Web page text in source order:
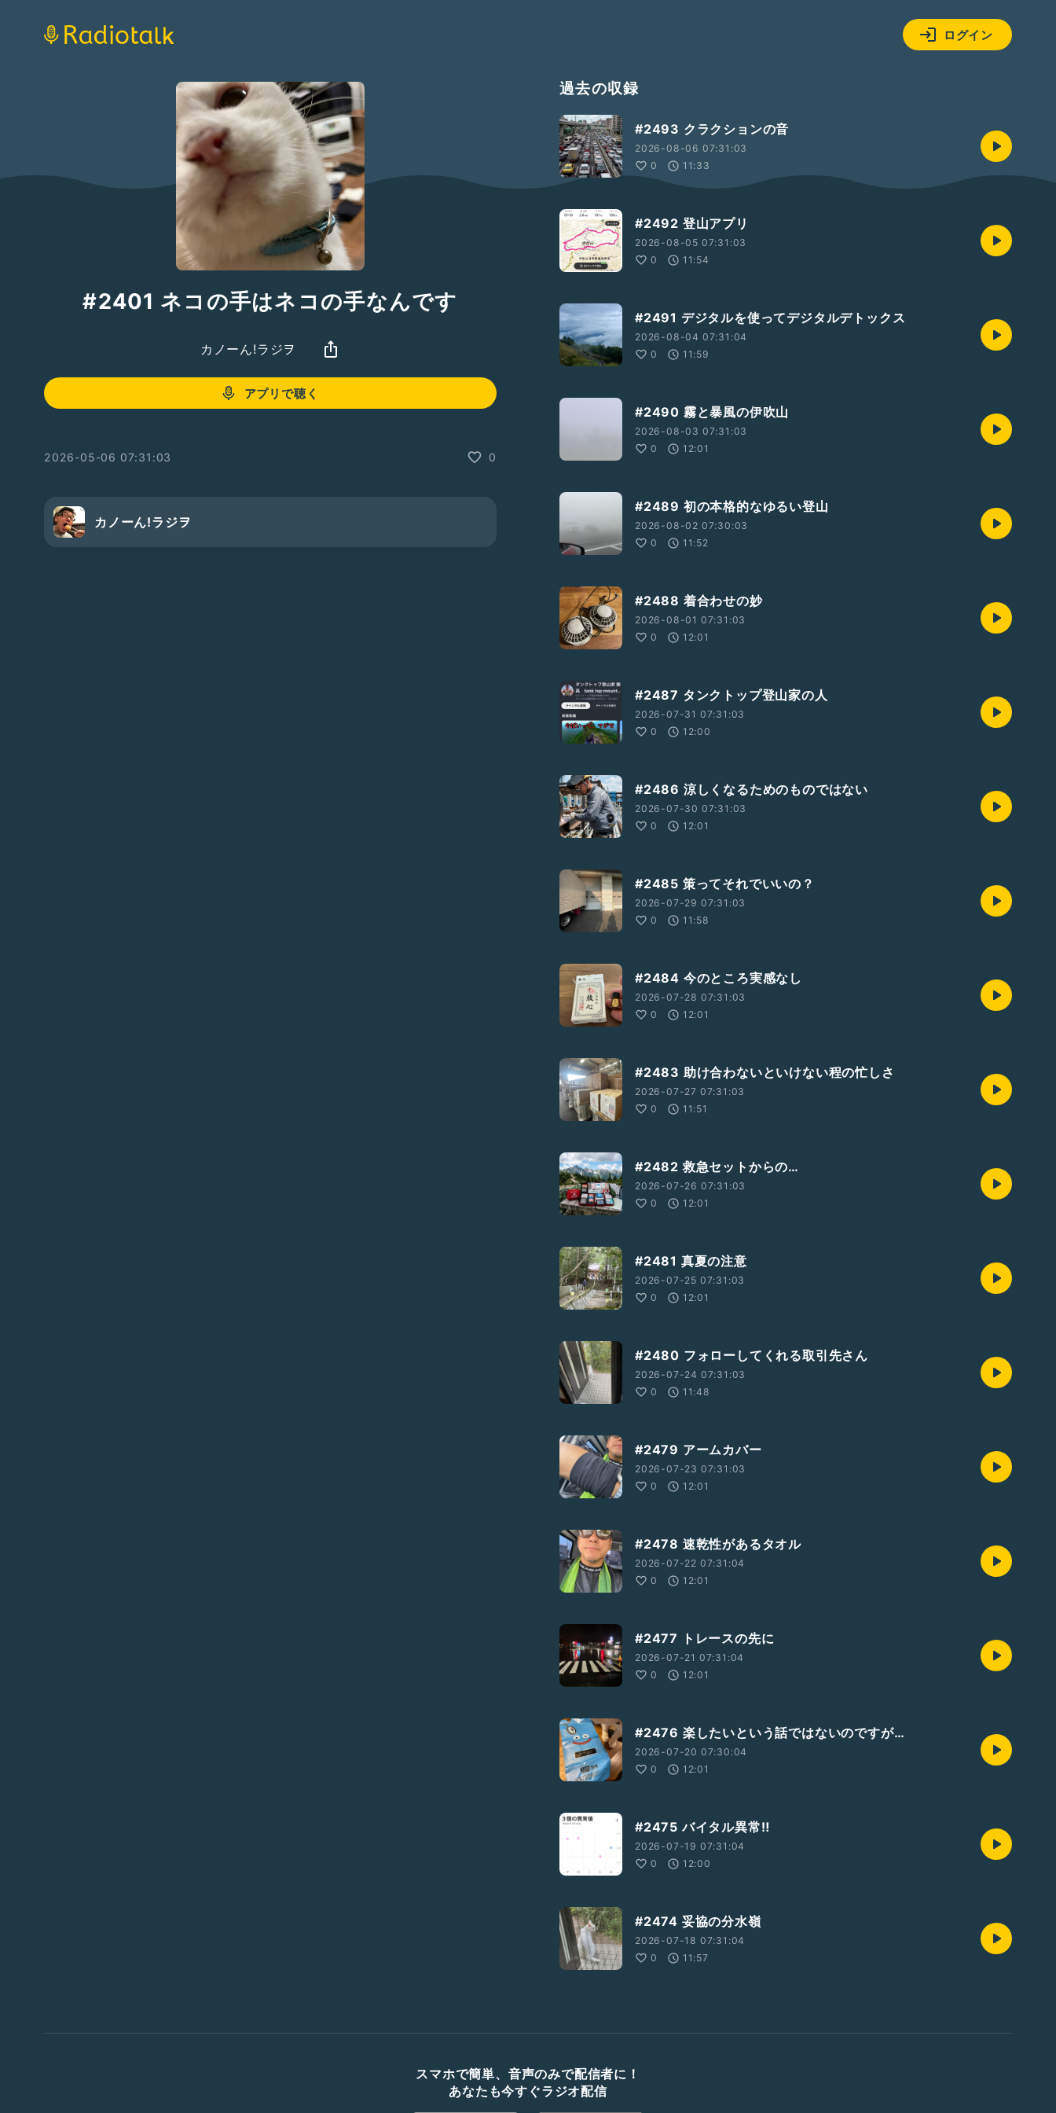
ログイン
#2401 ネコの手はネコの手なんです
カノーん!ラジヲ
アプリで聴く
2026-05-06 07:31:03 0
カノーん!ラジヲ
過去の収録
#2493 クラクションの音
2026-08-06 07:31:03
0
11:33
#2492 登山アプリ
2026-08-05 07:31:03
0
11:54
#2491 デジタルを使ってデジタルデトックス
2026-08-04 07:31:04
0
11:59
#2490 霧と暴風の伊吹山
2026-08-03 07:31:03
0
12:01
#2489 初の本格的なゆるい登山
2026-08-02 07:30:03
0
11:52
#2488 着合わせの妙
2026-08-01 07:31:03
0
12:01
#2487 タンクトップ登山家の人
2026-07-31 07:31:03
0
12:00
#2486 涼しくなるためのものではない
2026-07-30 07:31:03
0
12:01
#2485 策ってそれでいいの？
2026-07-29 07:31:03
0
11:58
#2484 今のところ実感なし
2026-07-28 07:31:03
0
12:01
#2483 助け合わないといけない程の忙しさ
2026-07-27 07:31:03
0
11:51
#2482 救急セットからの…
2026-07-26 07:31:03
0
12:01
#2481 真夏の注意
2026-07-25 07:31:03
0
12:01
#2480 フォローしてくれる取引先さん
2026-07-24 07:31:03
0
11:48
#2479 アームカバー
2026-07-23 07:31:03
0
12:01
#2478 速乾性があるタオル
2026-07-22 07:31:04
0
12:01
#2477 トレースの先に
2026-07-21 07:31:04
0
12:01
#2476 楽したいという話ではないのですが…
2026-07-20 07:30:04
0
12:01
#2475 バイタル異常‼️
2026-07-19 07:31:04
0
12:00
#2474 妥協の分水嶺
2026-07-18 07:31:04
0
11:57
スマホで簡単、音声のみで配信者に！
あなたも今すぐラジオ配信